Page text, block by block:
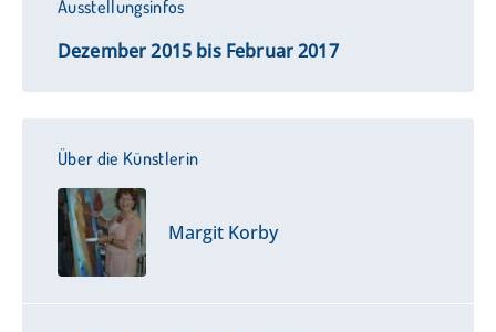
Ausstellungsinfos
Dezember 2015 bis Februar 2017
Über die Künstlerin
Margit Korby